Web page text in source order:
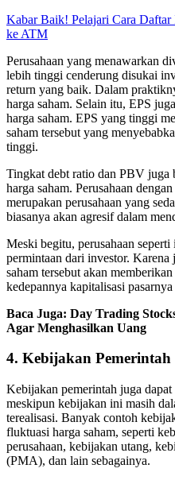
Kabar Baik! Pelajari Cara
ke ATM
Perusahaan yang menawarkan
lebih tinggi cenderung disukai
return yang baik. Dalam
harga saham. Selain itu, EPS
harga saham. EPS yang tinggi
saham tersebut yang
tinggi.
Tingkat debt ratio dan PBV juga
harga saham. Perusahaan
merupakan perusahaan yang
biasanya akan agresif dalam
Meski begitu, perusahaan
permintaan dari investor. Karena
saham tersebut akan
kedepannya kapitalisasi
Baca Juga: Day Trading
Agar Menghasilkan Uang
4. Kebijakan Pemerintah
Kebijakan pemerintah juga
meskipun kebijakan ini masih
terealisasi. Banyak contoh
fluktuasi harga saham, seperti
perusahaan, kebijakan utang,
(PMA), dan lain sebagainya.